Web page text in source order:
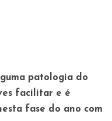
patologia do
facilitar e é
fase do ano com